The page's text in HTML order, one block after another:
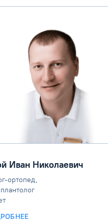
Иван Николаевич
ортопед,